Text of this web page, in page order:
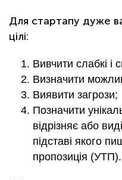
Для стартапу дуже
цілі:
Вивчити слабкі і
Визначити
Виявити загрози;
Позначити
відрізняє або
підставі якого
пропозиція (УТП).